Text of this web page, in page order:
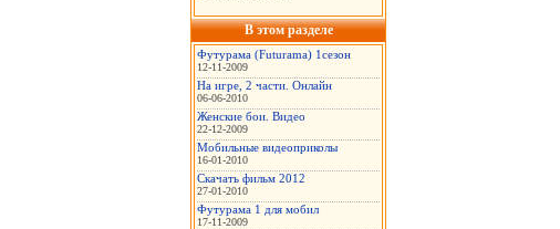
В этом разделе
Футурама (Futurama) 1сезон
12-11-2009
На игре, 2 части. Онлайн
06-06-2010
Женские бои. Видео
22-12-2009
Мобильные видеоприколы
16-01-2010
Скачать фильм 2012
27-01-2010
Футурама 1 для мобил
17-11-2009